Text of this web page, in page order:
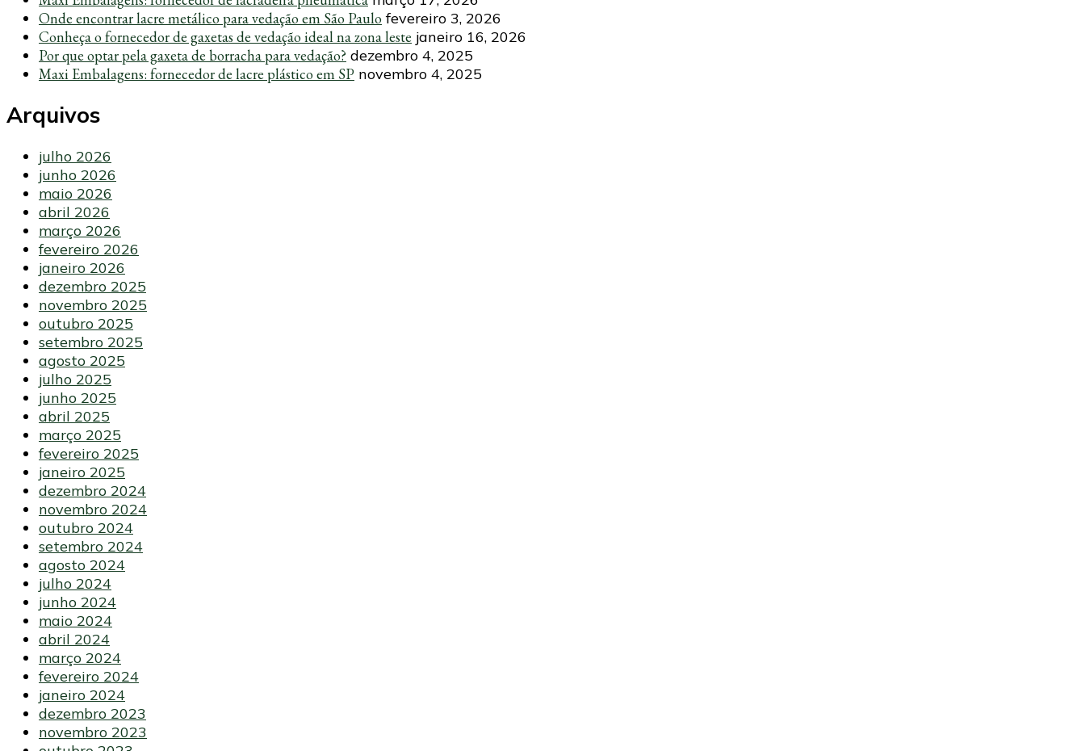
Onde encontrar lacre metálico para vedação em São Paulo fevereiro 3, 2026
Conheça o fornecedor de gaxetas de vedação ideal na zona leste janeiro 16, 2026
Por que optar pela gaxeta de borracha para vedação? dezembro 4, 2025
Maxi Embalagens: fornecedor de lacre plástico em SP novembro 4, 2025
Arquivos
julho 2026
junho 2026
maio 2026
abril 2026
março 2026
fevereiro 2026
janeiro 2026
dezembro 2025
novembro 2025
outubro 2025
setembro 2025
agosto 2025
julho 2025
junho 2025
abril 2025
março 2025
fevereiro 2025
janeiro 2025
dezembro 2024
novembro 2024
outubro 2024
setembro 2024
agosto 2024
julho 2024
junho 2024
maio 2024
abril 2024
março 2024
fevereiro 2024
janeiro 2024
dezembro 2023
novembro 2023